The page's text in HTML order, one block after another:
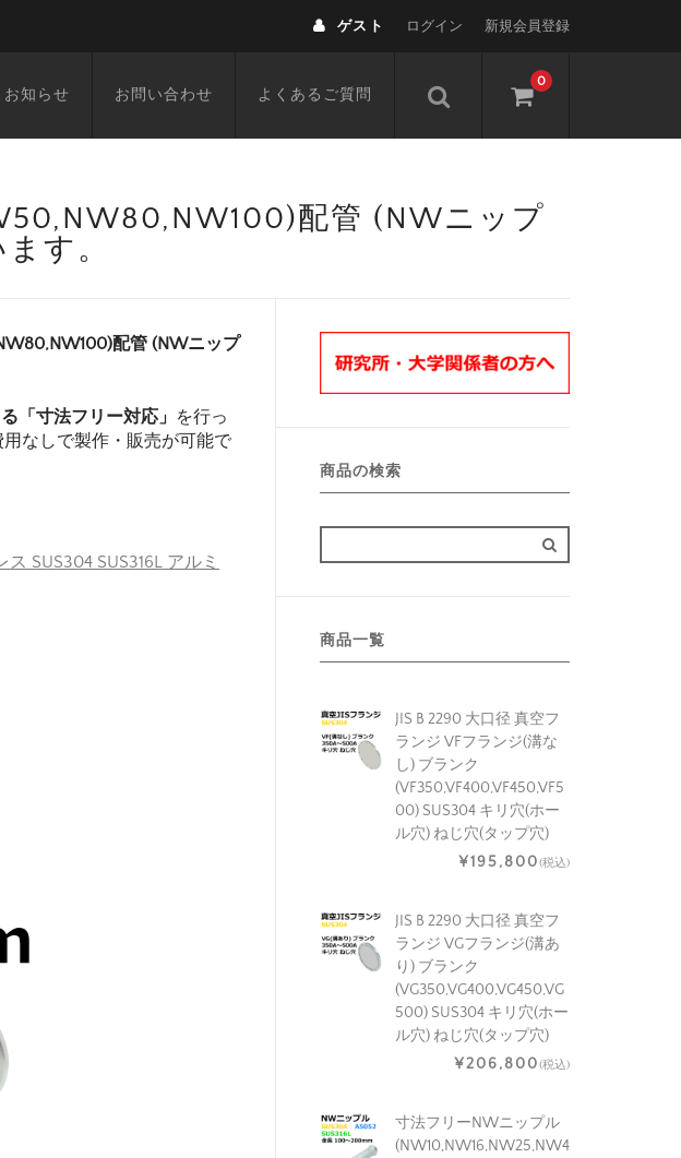
ゲスト ログイン 新規会員登録
0
お知らせ お問い合わせ よくあるご質問
配管 (NWニップ
す。
配管 (NWニップ
「寸法フリー対応」 を行っ
なしで製作・販売が可能で
SUS304 SUS316L アルミ
商品の検索
商品一覧
JIS B 2290 大口径 真空フ
ランジ VFフランジ(溝な
し) ブランク
(VF350,VF400,VF450,VF5
00) SUS304 キリ穴(ホー
ル穴) ねじ穴(タップ穴)
¥195,800(税込)
JIS B 2290 大口径 真空フ
ランジ VGフランジ(溝あ
り) ブランク
(VG350,VG400,VG450,VG
500) SUS304 キリ穴(ホー
ル穴) ねじ穴(タップ穴)
¥206,800(税込)
寸法フリーNWニップル
(NW10,NW16,NW25,NW4